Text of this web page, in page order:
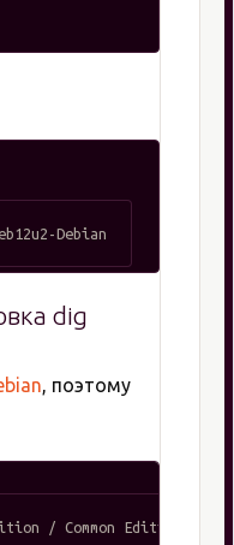
dig
, поэтому
/ Common Edition